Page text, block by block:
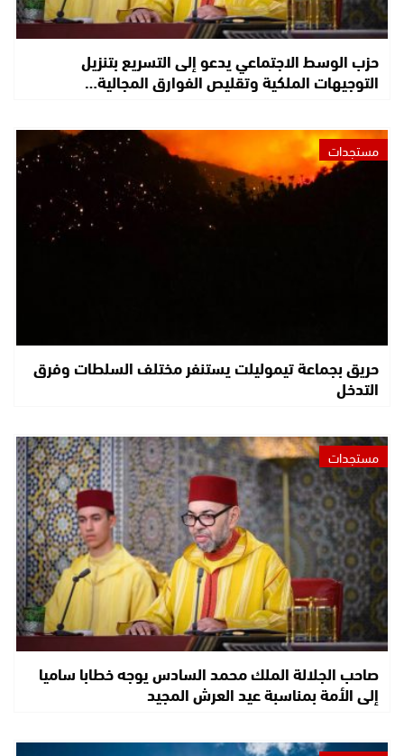
حزب الوسط الاجتماعي يدعو إلى التسريع بتنزيل
التوجيهات الملكية وتقليص الفوارق المجالية…
مستجدات
حريق بجماعة تيموليلت يستنفر مختلف السلطات وفرق
التدخل
مستجدات
صاحب الجلالة الملك محمد السادس يوجه خطابا ساميا
إلى الأمة بمناسبة عيد العرش المجيد